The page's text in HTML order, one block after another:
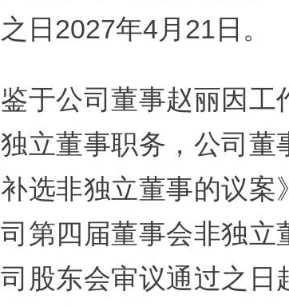
之日2027年4月21日。
鉴于公司董事赵丽因工
独立董事职务，公司董
补选非独立董事的议案
司第四届董事会非独立
司股东会审议通过之日